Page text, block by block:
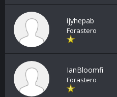
ijyhepab
Forastero
IanBloomfi
Forastero